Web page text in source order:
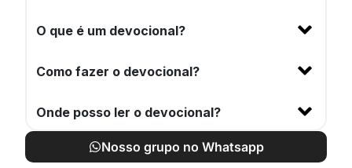
O que é um devocional?
Como fazer o devocional?
Onde posso ler o devocional?
Nosso grupo no Whatsapp